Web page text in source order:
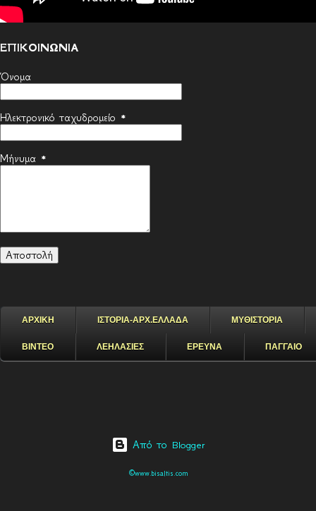
ΕΠΙΚΟΙΝΩΝΙΑ
Όνομα
Ηλεκτρονικό ταχυδρομείο *
Μήνυμα *
ΑΡΧΙΚΗ ΙΣΤΟΡΙΑ-ΑΡΧ.ΕΛΛΑΔΑ ΜΥΘΙΣΤΟΡΙΑ
ΒΙΝΤΕΟ ΛΕΗΛΑΣΙΕΣ ΕΡΕΥΝΑ ΠΑΓΓΑΙΟ
Από το Blogger
©www.bisaltis.com